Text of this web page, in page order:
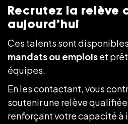
Recrutez la relève
aujourd’hui
Ces talents sont
mandats ou emploiset
équipes.
En les contactant, vous
soutenir une relève
renforçant votre capacité à